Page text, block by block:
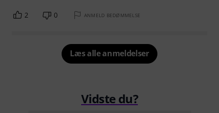
2 0 ANMELD BEDØMMELSE
Læs alle anmeldelser
Vidste du?